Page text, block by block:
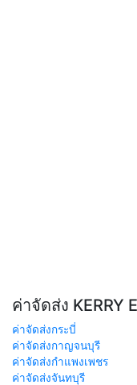
ค่าจัดส่ง KERRY
ค่าจัดส่งกระบี่
ค่าจัดส่งกาญจนบุรี
ค่าจัดส่งกำแพงเพชร
ค่าจัดส่งจันทบุรี